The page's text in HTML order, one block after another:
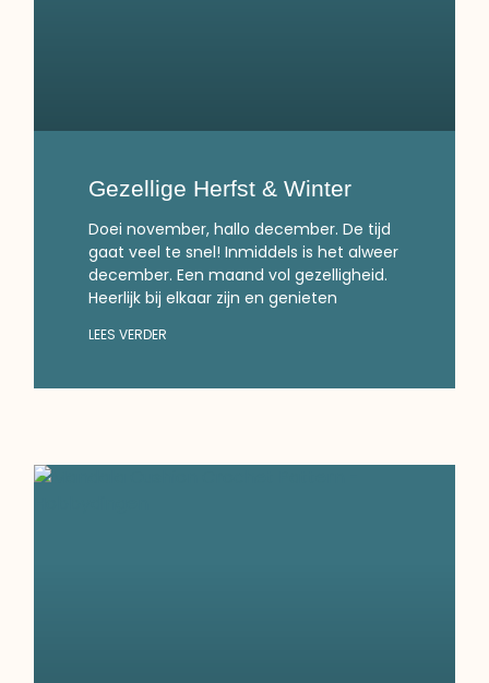
Gezellige Herfst & Winter
Doei november, hallo december. De tijd
gaat veel te snel! Inmiddels is het alweer
december. Een maand vol gezelligheid.
Heerlijk bij elkaar zijn en genieten
LEES VERDER